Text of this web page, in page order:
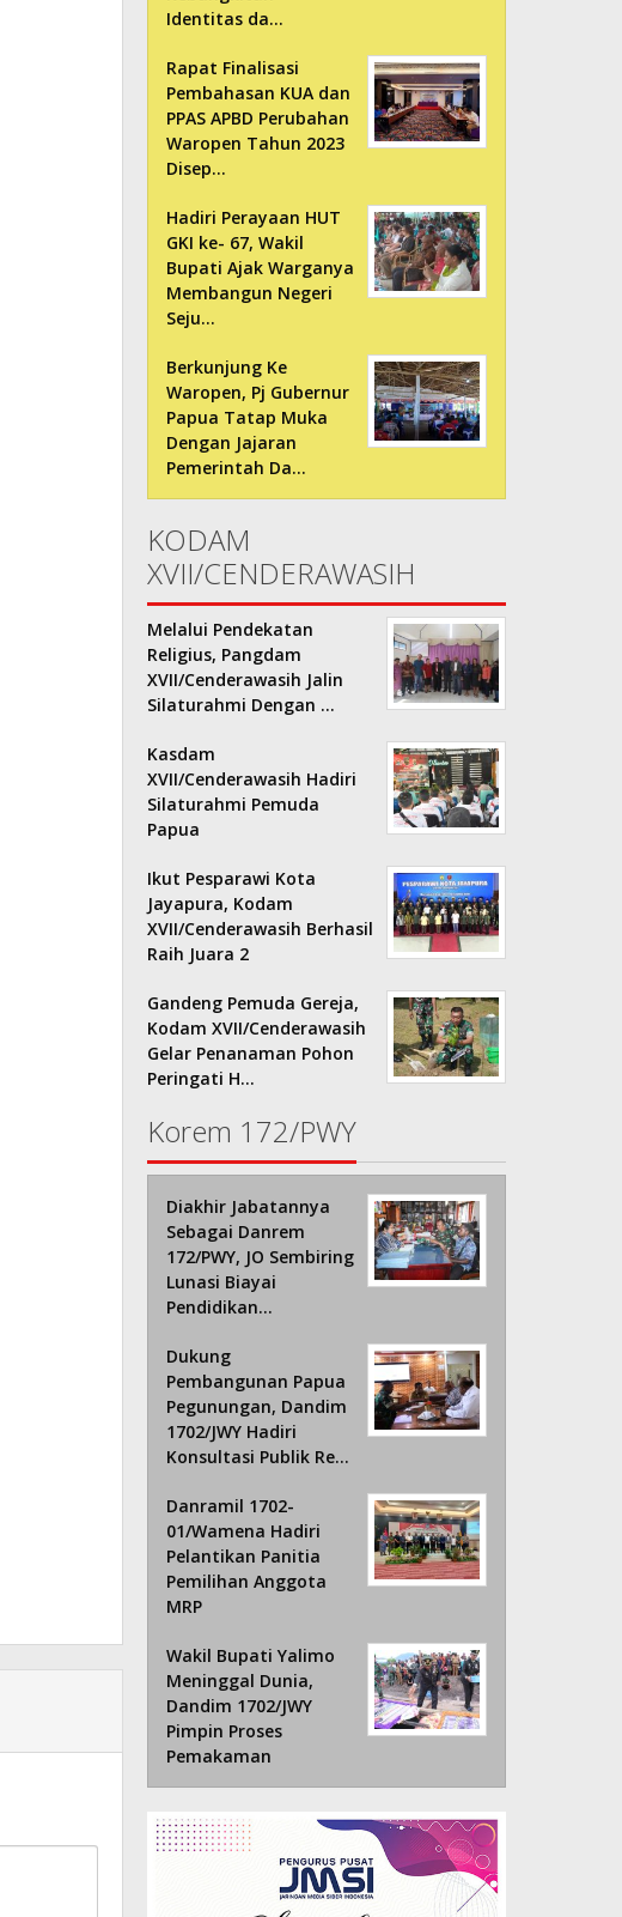
Identitas da…
Rapat Finalisasi
Pembahasan KUA dan
PPAS APBD Perubahan
Waropen Tahun 2023
Disep…
Hadiri Perayaan HUT
GKI ke- 67, Wakil
Bupati Ajak Warganya
Membangun Negeri
Seju…
Berkunjung Ke
Waropen, Pj Gubernur
Papua Tatap Muka
Dengan Jajaran
Pemerintah Da…
KODAM
XVII/CENDERAWASIH
Melalui Pendekatan
Religius, Pangdam
XVII/Cenderawasih Jalin
Silaturahmi Dengan …
Kasdam
XVII/Cenderawasih Hadiri
Silaturahmi Pemuda
Papua
Ikut Pesparawi Kota
Jayapura, Kodam
XVII/Cenderawasih Berhasil
Raih Juara 2
Gandeng Pemuda Gereja,
Kodam XVII/Cenderawasih
Gelar Penanaman Pohon
Peringati H…
Korem 172/PWY
Diakhir Jabatannya
Sebagai Danrem
172/PWY, JO Sembiring
Lunasi Biayai
Pendidikan…
Dukung
Pembangunan Papua
Pegunungan, Dandim
1702/JWY Hadiri
Konsultasi Publik Re…
Danramil 1702-
01/Wamena Hadiri
Pelantikan Panitia
Pemilihan Anggota
MRP
Wakil Bupati Yalimo
Meninggal Dunia,
Dandim 1702/JWY
Pimpin Proses
Pemakaman